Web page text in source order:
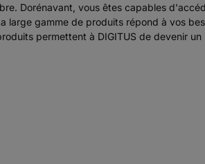
Dorénavant, vous êtes capables
large gamme de produits répond à vos
permettent à DIGITUS de devenir